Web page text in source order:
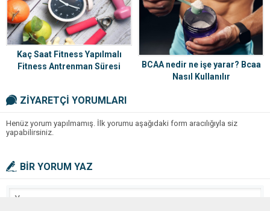
Kaç Saat Fitness Yapılmalı
Fitness Antrenman Süresi
BCAA nedir ne işe yarar? Bcaa
Nasıl Kullanılır
ZİYARETÇİ YORUMLARI
Henüz yorum yapılmamış. İlk yorumu aşağıdaki form aracılığıyla siz
yapabilirsiniz.
BİR YORUM YAZ